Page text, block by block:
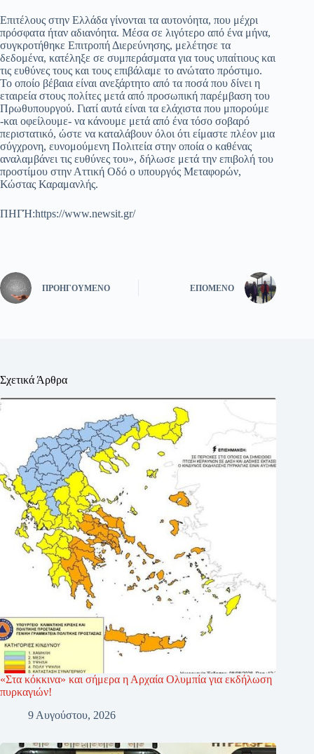
Επιτέλους στην Ελλάδα γίνονται τα αυτονόητα, που μέχρι
πρόσφατα ήταν αδιανόητα. Μέσα σε λιγότερο από ένα μήνα,
συγκροτήθηκε Επιτροπή Διερεύνησης, μελέτησε τα
δεδομένα, κατέληξε σε συμπεράσματα για τους υπαίτιους και
τις ευθύνες τους και τους επιβάλαμε το ανώτατο πρόστιμο.
Το οποίο βέβαια είναι ανεξάρτητο από τα ποσά που δίνει η
εταιρεία στους πολίτες μετά από προσωπική παρέμβαση του
Πρωθυπουργού. Γιατί αυτά είναι τα ελάχιστα που μπορούμε
-και οφείλουμε- να κάνουμε μετά από ένα τόσο σοβαρό
περιστατικό, ώστε να καταλάβουν όλοι ότι είμαστε πλέον μια
σύγχρονη, ευνομούμενη Πολιτεία στην οποία ο καθένας
αναλαμβάνει τις ευθύνες του», δήλωσε μετά την επιβολή του
προστίμου στην Αττική Οδό ο υπουργός Μεταφορών,
Κώστας Καραμανλής.
ΠΗΓΉ:https://www.newsit.gr/
ΠΡΟΗΓΟΎΜΕΝΟ ΕΠΌΜΕΝΟ
Σχετικά Άρθρα
«Στα κόκκινα» και σήμερα η Αρχαία Ολυμπία για εκδήλωση
πυρκαγιών!
9 Αυγούστου, 2026